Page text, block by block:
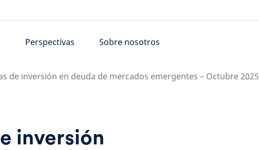
Perspectivas Sobre nosotros
de inversión en deuda de mercados emergentes – Octubre 2025
inversión